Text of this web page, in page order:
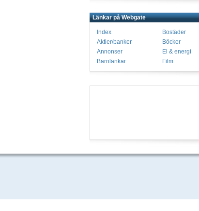
Länkar på Webgate
Index
Aktier/banker
Annonser
Barnlänkar
Bostäder
Böcker
El & energi
Film